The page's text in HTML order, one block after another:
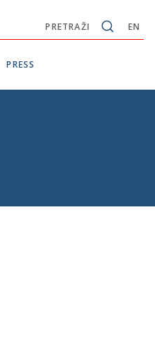
EN
PRETRAŽI
PRESS